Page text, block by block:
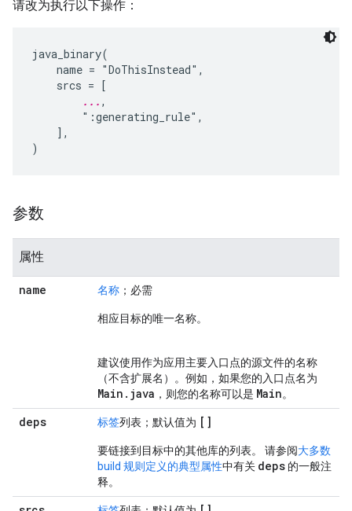
请改为执行以下操作：
java_binary(
    name = "DoThisInstead",
    srcs = [
... ,
        ":generating_rule",
    ],
参数
属性
name 名称 ；必需
相应目标的唯一名称。
建议使用作为应用主要入口点的源文件的名称
（不含扩展名）。例如，如果您的入口点名为
Main . java ，则您的名称可以是 Main。
deps 标签列表；默认值为 []
要链接到目标中的其他库的列表。 请参阅大多数
build 规则定义的典型属性中有关 deps 的一般注
释。